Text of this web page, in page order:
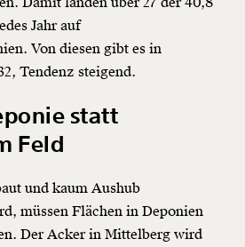
Jahr auf
Von diesen gibt es in
Tendenz steigend.
statt
Feld
und kaum Aushub
müssen Flächen in Deponien
Der Acker in Mittelberg wird